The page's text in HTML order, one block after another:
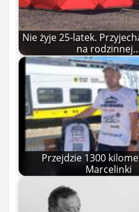
Nie żyje 25-latek.
na
Przejdzie 1300
Marcelinki